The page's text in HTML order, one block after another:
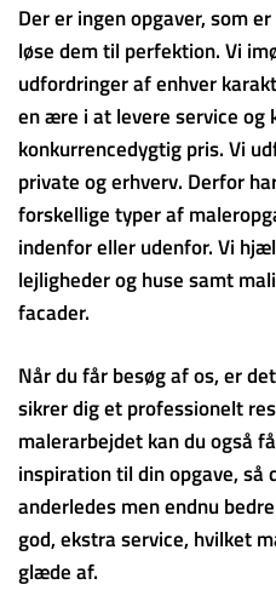
Der er ingen opgaver, som
løse dem til perfektion. Vi
udfordringer af enhver
en ære i at levere service og
konkurrencedygtig pris. Vi
private og erhverv. Derfor
forskellige typer af
indenfor eller udenfor. Vi
lejligheder og huse samt
facader.
Når du får besøg af os, er
sikrer dig et professionelt
malerarbejdet kan du også
inspiration til din opgave, så
anderledes men endnu
god, ekstra service, hvilket
glæde af.